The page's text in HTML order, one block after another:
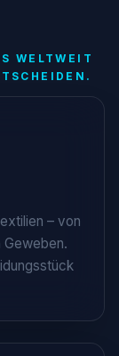
WELTWEIT
– von
Geweben.